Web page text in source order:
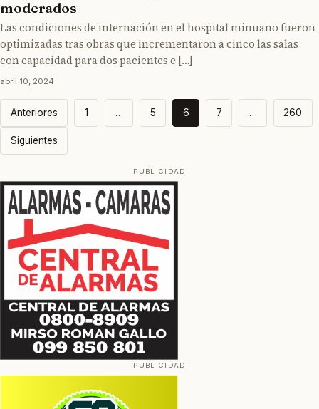
moderados
Las condiciones de internación en el hospital minuano fueron
optimizadas tras obras que incrementaron a cinco las salas
con capacidad para dos pacientes e […]
abril 10, 2024
Paginación
de
entradas
Anteriores 1 … 5 6 7 … 260
Siguientes